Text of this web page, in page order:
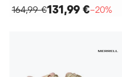
164,99 €131,99 €−20%